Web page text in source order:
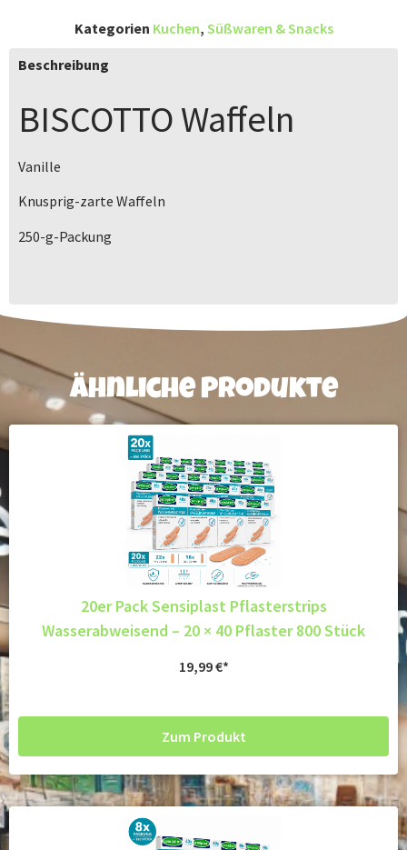
Kategorien Kuchen, Süßwaren & Snacks
Beschreibung
BISCOTTO Waffeln
Vanille
Knusprig-zarte Waffeln
250-g-Packung
Ähnliche Produkte
20er Pack Sensiplast Pflasterstrips
Wasserabweisend – 20 × 40 Pflaster 800 Stück
19,99€
Zum Produkt